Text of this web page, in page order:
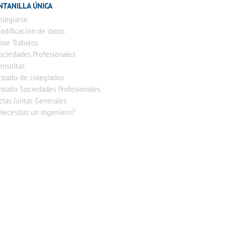
ÚNICA
de datos
Trabajos
Profesionales
de colegiados
Sociedades Profesionales
Juntas Generales
un Ingeniero?